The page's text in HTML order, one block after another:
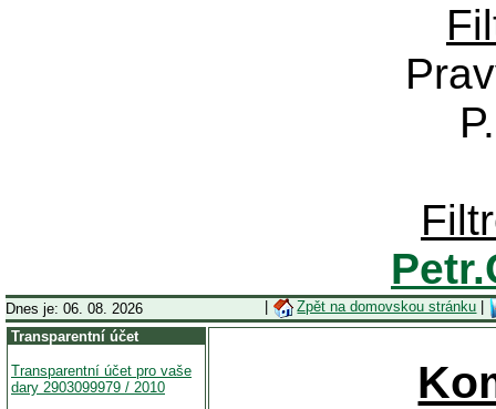
Dnes je: 06. 08. 2026 Zpět na domovskou stránku
Transparentní účet
Transparentní účet pro vaše
dary 2903099979 / 2010